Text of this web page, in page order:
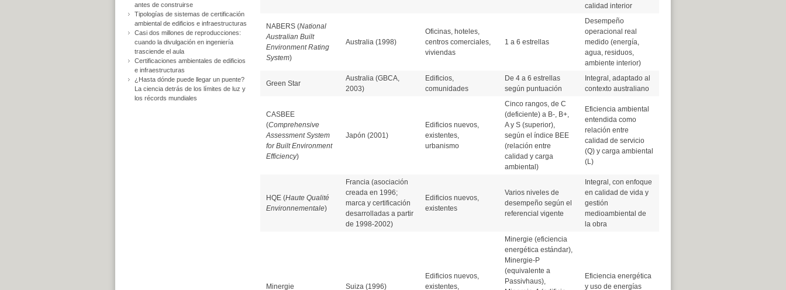
calidad interior
NABERS (National
Australian Built
Environment Rating
System)
Australia (1998)
Oficinas, hoteles,
centros comerciales,
viviendas
1 a 6 estrellas
Desempeño
operacional real
medido (energía,
agua, residuos,
ambiente interior)
Green Star
Australia (GBCA,
2003)
Edificios,
comunidades
De 4 a 6 estrellas
según puntuación
Integral, adaptado al
contexto australiano
CASBEE
(Comprehensive
Assessment System
for Built Environment
Efficiency)
Japón (2001)
Edificios nuevos,
existentes,
urbanismo
Cinco rangos, de C
(deficiente) a B-, B+,
A y S (superior),
según el índice BEE
(relación entre
calidad y carga
ambiental)
Eficiencia ambiental
entendida como
relación entre
calidad de servicio
(Q) y carga ambiental
(L)
HQE (Haute Qualité
Environnementale)
Francia (asociación
creada en 1996;
marca y certificación
desarrolladas a partir
de 1998-2002)
Edificios nuevos,
existentes
Varios niveles de
desempeño según el
referencial vigente
Integral, con enfoque
en calidad de vida y
gestión
medioambiental de
la obra
Minergie Suiza (1996)
Edificios nuevos,
existentes,
Minergie (eficiencia
energética estándar),
Minergie-P
(equivalente a
Passivhaus),
Eficiencia energética
y uso de energías
antes de construirse
Tipologías de sistemas de certificación
ambiental de edificios e infraestructuras
Casi dos millones de reproducciones:
cuando la divulgación en ingeniería
trasciende el aula
Certificaciones ambientales de edificios
e infraestructuras
¿Hasta dónde puede llegar un puente?
La ciencia detrás de los límites de luz y
los récords mundiales